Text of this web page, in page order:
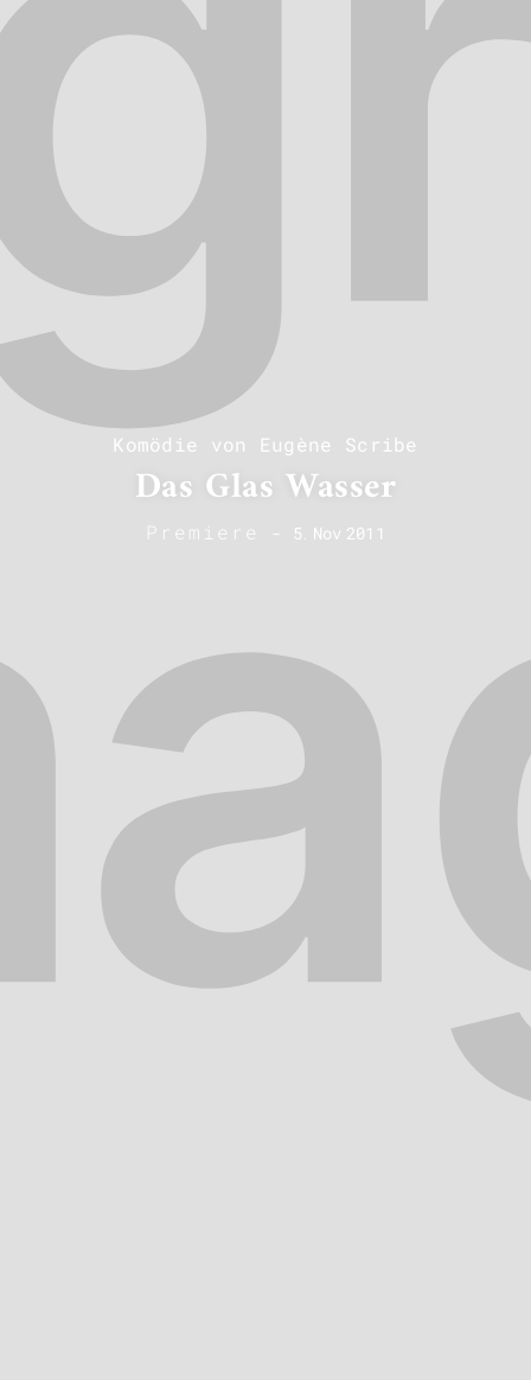
Komödie von Eugène Scribe
Das Glas Wasser
Premiere - 5. Nov 2011